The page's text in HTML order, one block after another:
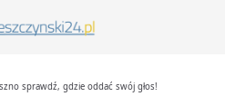
sprawdź, gdzie oddać swój głos!